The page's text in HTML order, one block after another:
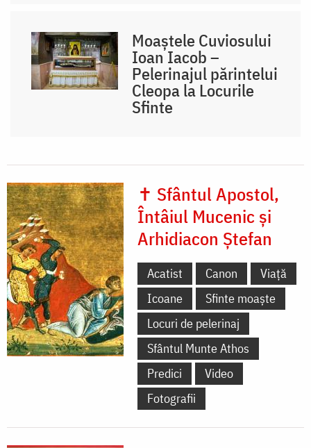
Moaștele Cuviosului
Ioan Iacob –
Pelerinajul părintelui
Cleopa la Locurile
Sfinte
✝ Sfântul Apostol,
Întâiul Mucenic și
Arhidiacon Ștefan
Acatist Canon
Viață
Icoane
Sfinte moaște
Locuri de pelerinaj
Sfântul Munte Athos
Predici
Video
Fotografii